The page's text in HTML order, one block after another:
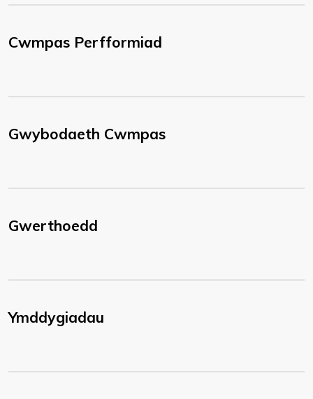
Cwmpas Perfformiad
Gwybodaeth Cwmpas
Gwerthoedd
Ymddygiadau